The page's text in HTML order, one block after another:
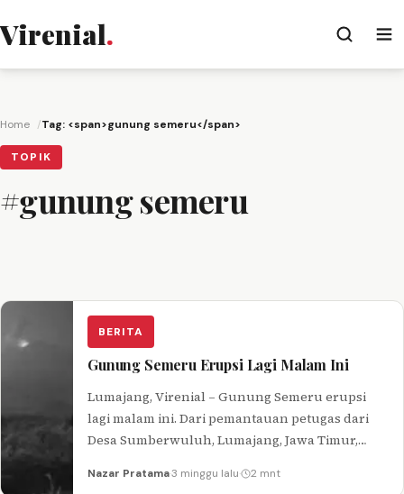
Virenial.
Home Tag: <span>gunung semeru</span>
TOPIK
#gunung semeru
BERITA
Gunung Semeru Erupsi Lagi Malam Ini
Lumajang, Virenial – Gunung Semeru erupsi
lagi malam ini. Dari pemantauan petugas dari
Desa Sumberwuluh, Lumajang, Jawa Timur,
Nazar Pratama·3 minggu lalu· 2 mnt